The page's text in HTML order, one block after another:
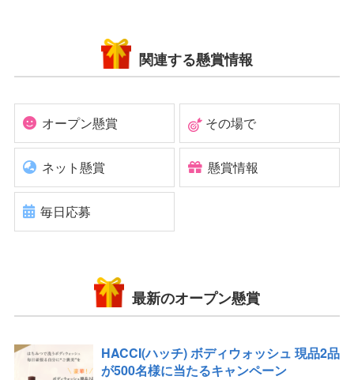
関連する懸賞情報
オープン懸賞 その場で
ネット懸賞 懸賞情報
毎日応募
最新のオープン懸賞
HACCI(ハッチ) ボディウォッシュ 現品2品
が500名様に当たるキャンペーン